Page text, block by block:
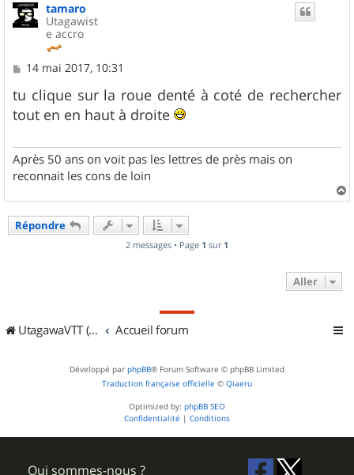
tamaro
Utagawist
e accro
M
s
s
a
14 mai 2017, 10:31
tu clique sur la roue denté à coté de rechercher
tout en en haut à droite
Après 50 ans on voit pas les lettres de près mais on
reconnait les cons de loin
a
Répondre
2 messages • Page 1 sur 1
Aller
UtagawaVTT (Randos VTT et VTTAE avec traces GPS) Accueil forum
Développé par phpBB® Forum Software © phpBB Limited
Traduction française officielle © Qiaeru
Optimized by: phpBB SEO
Confidentialité | Conditions
Qui sommes-nous ?